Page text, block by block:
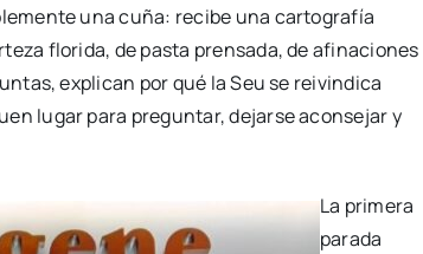
una cuña: recibe una cartografía
florida, de pasta prensada, de afinaciones
explican por qué la Seu se reivindica
lugar para preguntar, dejarse aconsejar y
La primera
parada